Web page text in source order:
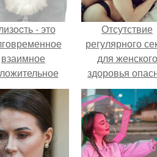
- это
взаимное
Отсутствие
регулярного
для женского
здоровья